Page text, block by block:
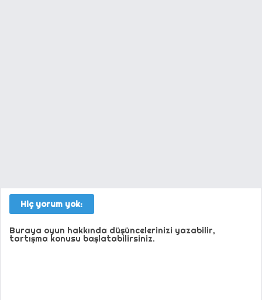
Hiç yorum yok:
Buraya oyun hakkında düşüncelerinizi yazabilir,
tartışma konusu başlatabilirsiniz.